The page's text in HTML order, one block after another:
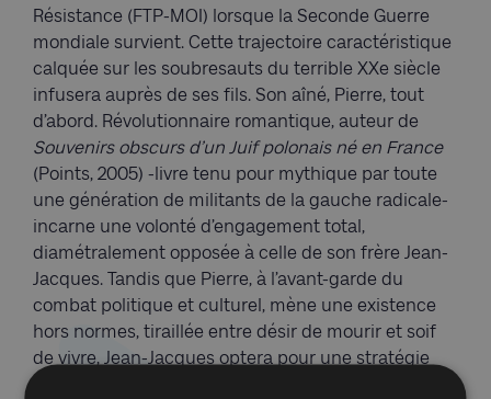
Résistance (FTP-MOI) lorsque la Seconde Guerre
mondiale survient. Cette trajectoire caractéristique
calquée sur les soubresauts du terrible XXe siècle
infusera auprès de ses fils. Son aîné, Pierre, tout
d’abord. Révolutionnaire romantique, auteur de
Souvenirs obscurs d’un Juif polonais né en France
(Points, 2005) -livre tenu pour mythique par toute
une génération de militants de la gauche radicale-
incarne une volonté d’engagement total,
diamétralement opposée à celle de son frère Jean-
Jacques. Tandis que Pierre, à l’avant-garde du
combat politique et culturel, mène une existence
hors normes, tiraillée entre désir de mourir et soif
de vivre, Jean-Jacques optera pour une stratégie